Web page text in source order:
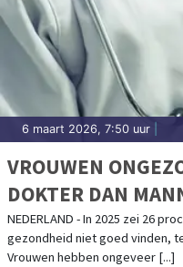
6 maart 2026, 7:50 uur
VROUWEN
DOKTER DAN
NEDERLAND - In 2025 zei 26
gezondheid niet goed vinden,
Vrouwen hebben ongeveer [...]